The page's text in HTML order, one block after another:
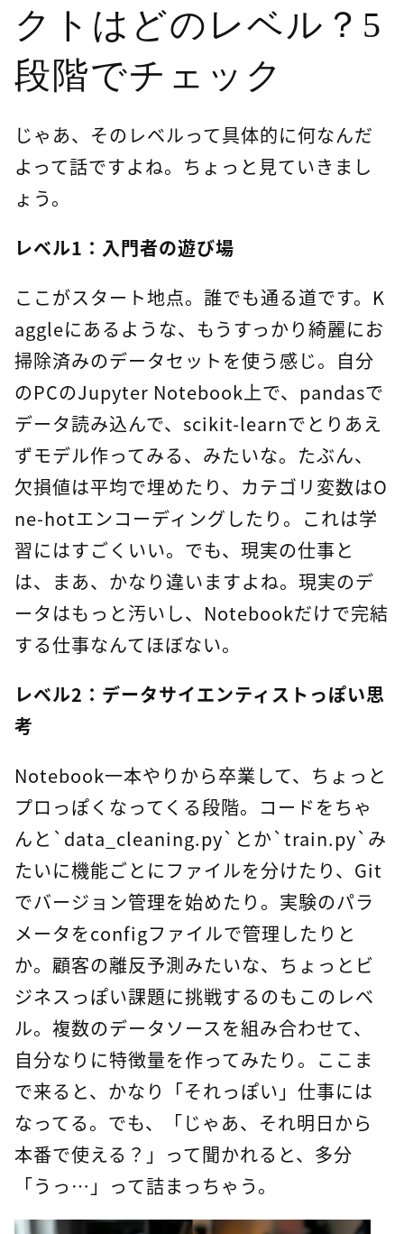
クトはどのレベル？5
段階でチェック
じゃあ、そのレベルって具体的に何なんだ
よって話ですよね。ちょっと見ていきまし
ょう。
レベル1：入門者の遊び場
ここがスタート地点。誰でも通る道です。K
aggleにあるような、もうすっかり綺麗にお
掃除済みのデータセットを使う感じ。自分
のPCのJupyter Notebook上で、pandasで
データ読み込んで、scikit-learnでとりあえ
ずモデル作ってみる、みたいな。たぶん、
欠損値は平均で埋めたり、カテゴリ変数はO
ne-hotエンコーディングしたり。これは学
習にはすごくいい。でも、現実の仕事と
は、まあ、かなり違いますよね。現実のデ
ータはもっと汚いし、Notebookだけで完結
する仕事なんてほぼない。
レベル2：データサイエンティストっぽい思
考
Notebook一本やりから卒業して、ちょっと
プロっぽくなってくる段階。コードをちゃ
んと`data_cleaning.py`とか`train.py`み
たいに機能ごとにファイルを分けたり、Git
でバージョン管理を始めたり。実験のパラ
メータをconfigファイルで管理したりと
か。顧客の離反予測みたいな、ちょっとビ
ジネスっぽい課題に挑戦するのもこのレベ
ル。複数のデータソースを組み合わせて、
自分なりに特徴量を作ってみたり。ここま
で来ると、かなり「それっぽい」仕事には
なってる。でも、「じゃあ、それ明日から
本番で使える？」って聞かれると、多分
「うっ…」って詰まっちゃう。